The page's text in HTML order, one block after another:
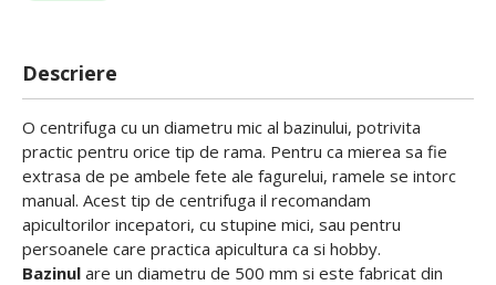
Descriere
O centrifuga cu un diametru mic al bazinului, potrivita
practic pentru orice tip de rama. Pentru ca mierea sa fie
extrasa de pe ambele fete ale fagurelui, ramele se intorc
manual. Acest tip de centrifuga il recomandam
apicultorilor incepatori, cu stupine mici, sau pentru
persoanele care practica apicultura ca si hobby.
Bazinul are un diametru de 500 mm si este fabricat din